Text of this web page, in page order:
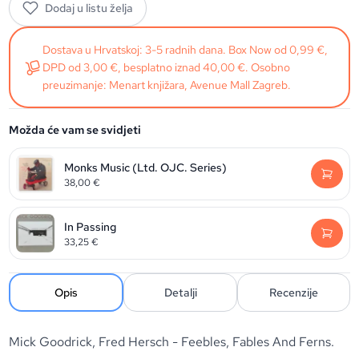
Dodaj u listu želja
Dostava u Hrvatskoj: 3-5 radnih dana. Box Now od 0,99 €,
DPD od 3,00 €, besplatno iznad 40,00 €. Osobno
preuzimanje: Menart knjižara, Avenue Mall Zagreb.
Možda će vam se svidjeti
Monks Music (Ltd. OJC. Series)
38,00€
In Passing
33,25€
Opis Detalji Recenzije
Mick Goodrick, Fred Hersch - Feebles, Fables And Ferns.